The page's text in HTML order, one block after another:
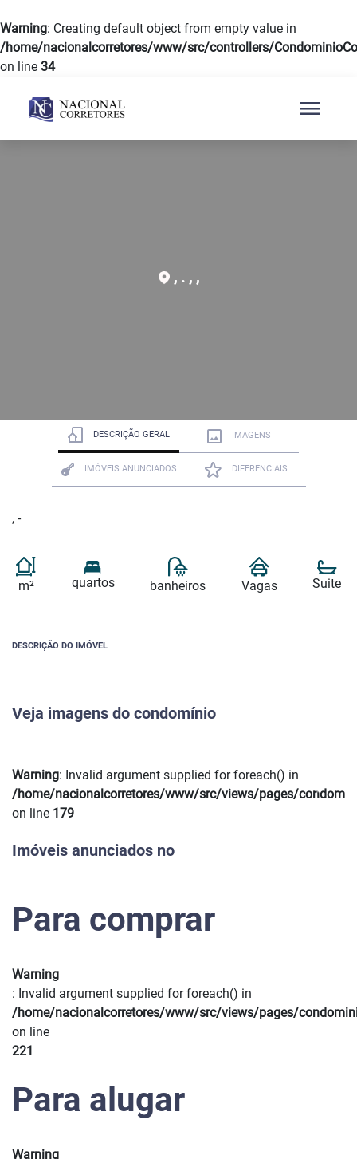
Warning: Creating default object from empty value in
/home/nacionalcorretores/www/src/controllers/
on line 34
menu
, . , ,
DESCRIÇÃO GERAL IMAGENS
IMÓVEIS ANUNCIADOS DIFERENCIAIS
, -
m² quartos banheiros Vagas Suite
DESCRIÇÃO DO IMÓVEL
Veja imagens do condomínio
Warning: Invalid argument supplied for foreach() in
/home/nacionalcorretores/www/src/views/pages/
on line 179
Previous Next
Imóveis anunciados no
Para comprar
Warning
: Invalid argument supplied for foreach() in
/home/nacionalcorretores/www/src/views/pages/
on line
221
Para alugar
Warning